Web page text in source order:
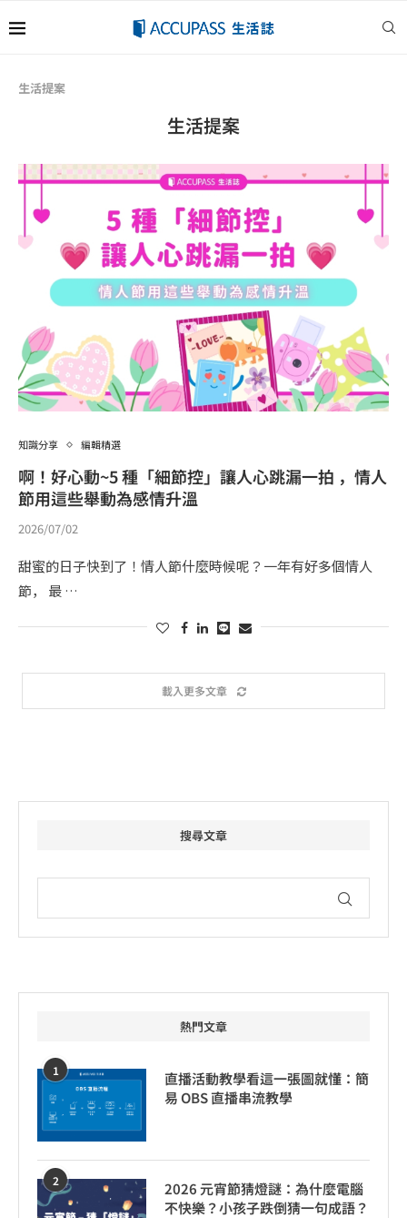
生活提案
生活提案
知識分享 編輯精選
啊！好心動~5 種「細節控」讓人心跳漏一拍 ，情人
節用這些舉動為感情升溫
2026/07/02
甜蜜的日子快到了！情人節什麼時候呢？一年有好多個情人
節， 最 …
載入更多文章
搜尋文章
熱門文章
1
直播活動教學看這一張圖就懂：簡
易 OBS 直播串流教學
2
2026 元宵節猜燈謎：為什麼電腦
不快樂？小孩子跌倒猜一句成語？